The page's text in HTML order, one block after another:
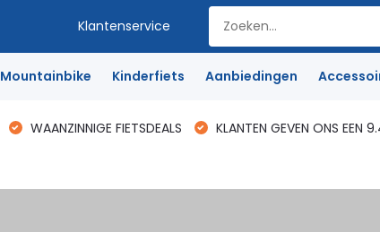
Klantenservice
Mountainbike Kinderfiets Aanbiedingen
WAANZINNIGE FIETSDEALS KLANTEN GEVEN ONS EEN